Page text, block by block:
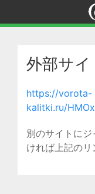
外部サ
https://vorota-
kalitki.ru/
別のサイトに
ければ上記の